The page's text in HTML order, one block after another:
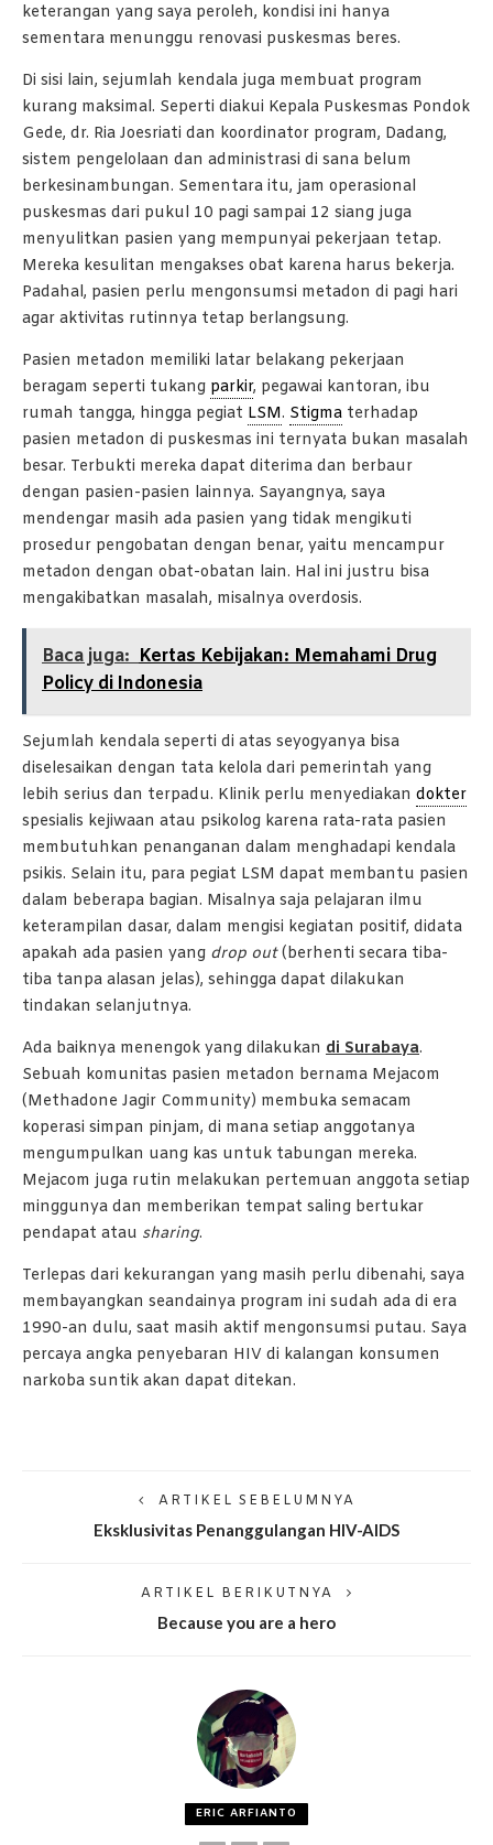
keterangan yang saya peroleh, kondisi ini hanya
sementara menunggu renovasi puskesmas beres.
Di sisi lain, sejumlah kendala juga membuat program
kurang maksimal. Seperti diakui Kepala Puskesmas Pondok
Gede, dr. Ria Joesriati dan koordinator program, Dadang,
sistem pengelolaan dan administrasi di sana belum
berkesinambungan. Sementara itu, jam operasional
puskesmas dari pukul 10 pagi sampai 12 siang juga
menyulitkan pasien yang mempunyai pekerjaan tetap.
Mereka kesulitan mengakses obat karena harus bekerja.
Padahal, pasien perlu mengonsumsi metadon di pagi hari
agar aktivitas rutinnya tetap berlangsung.
Pasien metadon memiliki latar belakang pekerjaan
beragam seperti tukang parkir, pegawai kantoran, ibu
rumah tangga, hingga pegiat LSM. Stigma terhadap
pasien metadon di puskesmas ini ternyata bukan masalah
besar. Terbukti mereka dapat diterima dan berbaur
dengan pasien-pasien lainnya. Sayangnya, saya
mendengar masih ada pasien yang tidak mengikuti
prosedur pengobatan dengan benar, yaitu mencampur
metadon dengan obat-obatan lain. Hal ini justru bisa
mengakibatkan masalah, misalnya overdosis.
Baca juga: Kertas Kebijakan: Memahami Drug
Policy di Indonesia
Sejumlah kendala seperti di atas seyogyanya bisa
diselesaikan dengan tata kelola dari pemerintah yang
lebih serius dan terpadu. Klinik perlu menyediakan dokter
spesialis kejiwaan atau psikolog karena rata-rata pasien
membutuhkan penanganan dalam menghadapi kendala
psikis. Selain itu, para pegiat LSM dapat membantu pasien
dalam beberapa bagian. Misalnya saja pelajaran ilmu
keterampilan dasar, dalam mengisi kegiatan positif, didata
apakah ada pasien yang drop out(berhenti secara tiba-
tiba tanpa alasan jelas), sehingga dapat dilakukan
tindakan selanjutnya.
Ada baiknya menengok yang dilakukan di Surabaya.
Sebuah komunitas pasien metadon bernama Mejacom
(Methadone Jagir Community) membuka semacam
koperasi simpan pinjam, di mana setiap anggotanya
mengumpulkan uang kas untuk tabungan mereka.
Mejacom juga rutin melakukan pertemuan anggota setiap
minggunya dan memberikan tempat saling bertukar
pendapat atau sharing.
Terlepas dari kekurangan yang masih perlu dibenahi, saya
membayangkan seandainya program ini sudah ada di era
1990-an dulu, saat masih aktif mengonsumsi putau. Saya
percaya angka penyebaran HIV di kalangan konsumen
narkoba suntik akan dapat ditekan.
ARTIKEL SEBELUMNYA
Eksklusivitas Penanggulangan HIV-AIDS
ARTIKEL BERIKUTNYA
Because you are a hero
ERIC ARFIANTO